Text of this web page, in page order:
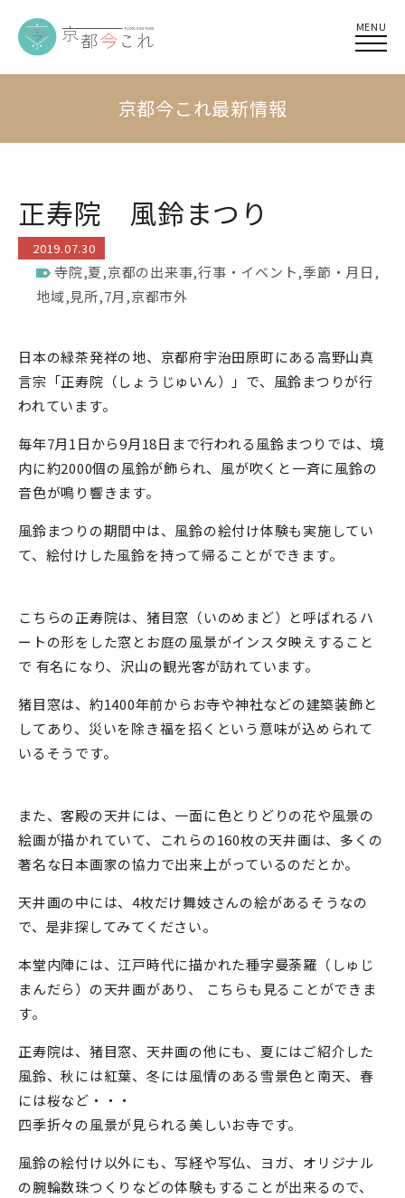
MENU
京都今これ最新情報
正寿院 風鈴まつり
2019.07.30
寺院,夏,京都の出来事,行事・イベント,季節・月日 ,
地域,見所,7月 ,京都市外
日本の緑茶発祥の地、京都府宇治田原町にある高野山真
言宗「正寿院（しょうじゅいん）」で、風鈴まつりが行
われています。
毎年7月1日から9月18日まで行われる風鈴まつりでは、境
内に約2000個の風鈴が飾られ、風が吹くと一斉に風鈴の
音色が鳴り響きます。
風鈴まつりの期間中は、風鈴の絵付け体験も実施してい
て、絵付けした風鈴を持って帰ることができます。
こちらの正寿院は、猪目窓（いのめまど）と呼ばれるハ
ートの形をした窓とお庭の風景がインスタ映えすること
で 有名になり、沢山の観光客が訪れています。
猪目窓は、約1400年前からお寺や神社などの建築装飾と
してあり、災いを除き福を招くという意味が込められて
いるそうです。
また、客殿の天井には、一面に色とりどりの花や風景の
絵画が描かれていて、これらの160枚の天井画は、多くの
著名な日本画家の協力で出来上がっているのだとか。
天井画の中には、4枚だけ舞妓さんの絵があるそうなの
で、是非探してみてください。
本堂内陣には、江戸時代に描かれた種字曼荼羅（しゅじ
まんだら）の天井画があり、 こちらも見ることができま
す。
正寿院は、猪目窓、天井画の他にも、夏にはご紹介した
風鈴、秋には紅葉、冬には風情のある雪景色と南天、春
には桜など・・・
四季折々の風景が見られる美しいお寺です。
風鈴の絵付け以外にも、写経や写仏、ヨガ、オリジナル
の腕輪数珠つくりなどの体験もすることが出来るので、